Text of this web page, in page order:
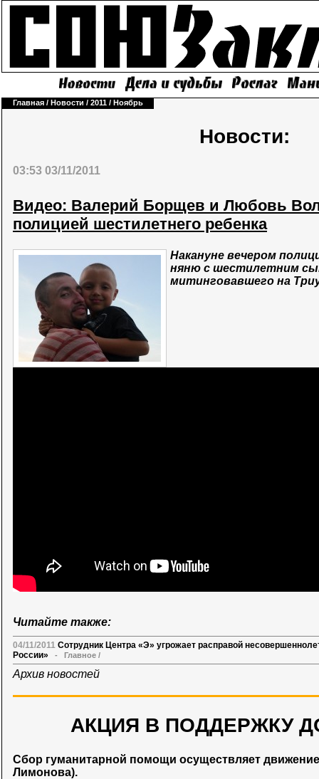
Главная / Новости / 2011 / Ноябрь
Новости:
03:53 03/11/2011
Видео: Валерий Борщев и Любовь
полицией шестилетнего ребенка
Накануне вечером
няню с шестилетним
митинговавшего на
Читайте также:
04/11/2011 Сотрудник Центра «Э» угрожает расправой
России» - Главное /
Архив новостей
АКЦИЯ В ПОДДЕРЖКУ
Сбор гуманитарной помощи осуществляет
Лимонова).